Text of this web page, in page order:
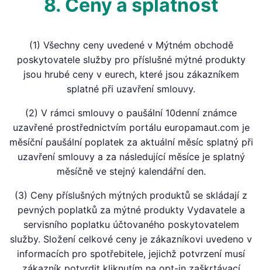
8. Ceny a splatnost
(1) Všechny ceny uvedené v Mýtném obchodě
poskytovatele služby pro příslušné mýtné produkty
jsou hrubé ceny v eurech, které jsou zákazníkem
splatné při uzavření smlouvy.
(2) V rámci smlouvy o paušální 10denní známce
uzavřené prostřednictvím portálu europamaut.com je
měsíční paušální poplatek za aktuální měsíc splatný při
uzavření smlouvy a za následující měsíce je splatný
měsíčně ve stejný kalendářní den.
(3) Ceny příslušných mýtných produktů se skládají z
pevných poplatků za mýtné produkty Vydavatele a
servisního poplatku účtovaného poskytovatelem
služby. Složení celkové ceny je zákazníkovi uvedeno v
informacích pro spotřebitele, jejichž potvrzení musí